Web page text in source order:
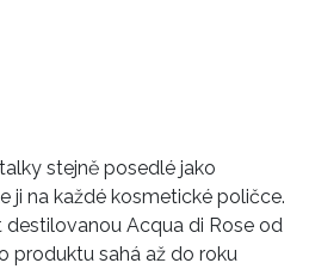
stejně posedlé jako
ji na každé kosmetické poličce.
Acqua di Rose od
produktu sahá až do roku